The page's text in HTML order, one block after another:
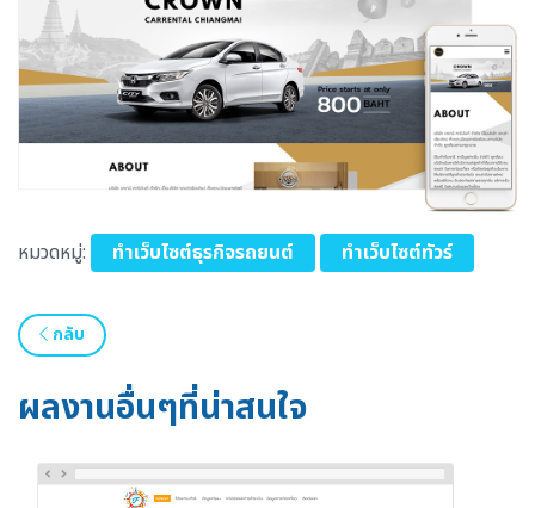
หมวดหมู่: ทำเว็บไซต์ธุรกิจรถยนต์ ทำเว็บไซต์ทัวร์
กลับ
ผลงานอื่นๆที่น่าสนใจ